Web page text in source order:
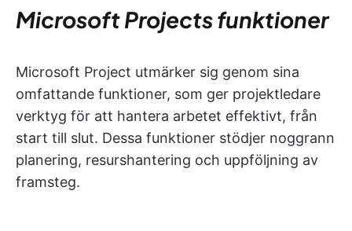
Microsoft Projects funktioner
Microsoft Project utmärker sig genom sina
omfattande funktioner, som ger projektledare
verktyg för att hantera arbetet effektivt, från
start till slut. Dessa funktioner stödjer noggrann
planering, resurshantering och uppföljning av
framsteg.